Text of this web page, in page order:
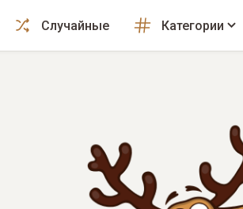
Случайные Категории